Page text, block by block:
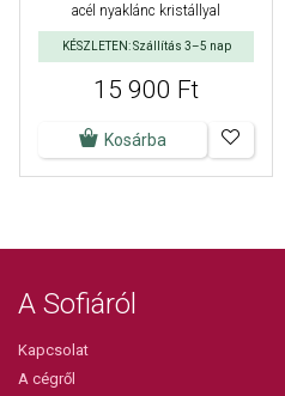
acél nyaklánc kristállyal
KÉSZLETEN: Szállítás 3–5 nap
15 900 Ft
Kosárba
A Sofiáról
Kapcsolat
A cégről